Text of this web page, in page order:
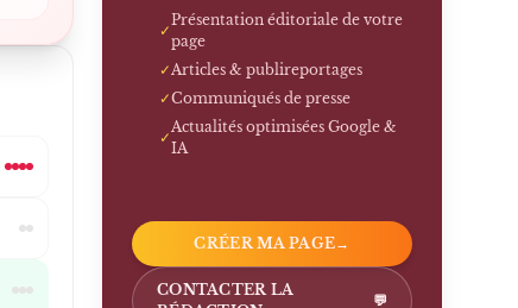
✓
Présentation éditoriale de votre
page
✓ Articles & publireportages
✓Communiqués de presse
✓
Actualités optimisées Google &
IA
CRÉER MA PAGE→
CONTACTER LA
💬